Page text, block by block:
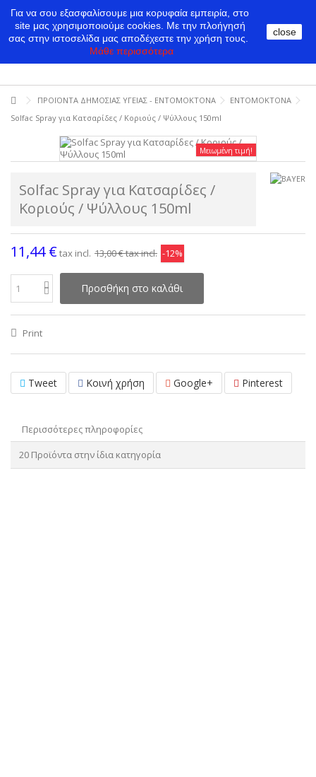
ΠΡΟΪΟΝΤΑ ΔΗΜΟΣΙΑΣ ΥΓΕΙΑΣ - ΕΝΤΟΜΟΚΤΟΝΑ
ΕΝΤΟΜΟΚΤΟΝΑ
Solfac Spray για Κατσαρίδες / Κοριούς / Ψύλλους 150ml
Μειωμένη τιμή!
Solfac Spray για Κατσαρίδες /
Κοριούς / Ψύλλους 150ml
11,44 €tax incl. 13,00 €tax incl. -12%
Προσθήκη στο καλάθι
Print
Tweet Κοινή χρήση Google+ Pinterest
Περισσότερες πληροφορίες
20 Προϊόντα στην ίδια κατηγορία
Για να σου εξασφαλίσουμε μια κορυφαία εμπειρία, στο
site μας χρησιμοποιούμε cookies. Με την πλοήγησή
σας στην ιστοσελίδα μας αποδέχεστε την χρήση τους.
Μάθε περισσότερα
close